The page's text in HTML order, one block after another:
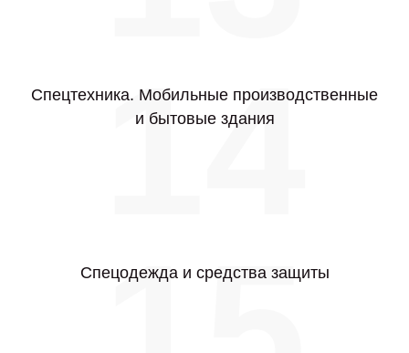
Спецтехника. Мобильные производственные
и бытовые здания
14
Спецодежда и средства защиты